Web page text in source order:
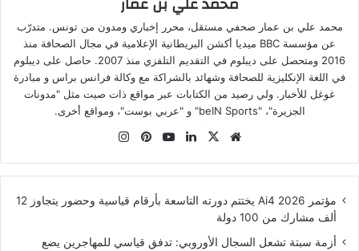
محمد علي بن عمار صحفي مستقل، محرر إخباري ومدون من تونس. متدرّب
عن مؤسسة BBC ميديا أكشن البريطانية الإعلامية في مجال الصحافة منذ
2016 ومتحصل على ديبلوم في التقديم التلفزي منذ 2007. حاصل على ديبلوم
في اللغة الإنكليزية للصحافة وشهائد بالشراكة مع وكالة فرانس براس و مبادرة
غوغل للأخبار. ولي رصيد من الكتابات عبر مواقع ذات صيت مثل "مدونات
الجزيرة"، "beIN Sports" و "عربي بوست"، ومواقع أخرى.
موقع
‫X لينكدإن‫YouTubeبينتيريست
مؤتمر Ai4 2026 يختتم دورته التاسعة بأرقام قياسية وحضور يتجاوز 12
ألف مشارك من 100 دولة
أزمة سبتة تشعل السجال الأوروبي: تدفق قياسي للمهاجرين يضع